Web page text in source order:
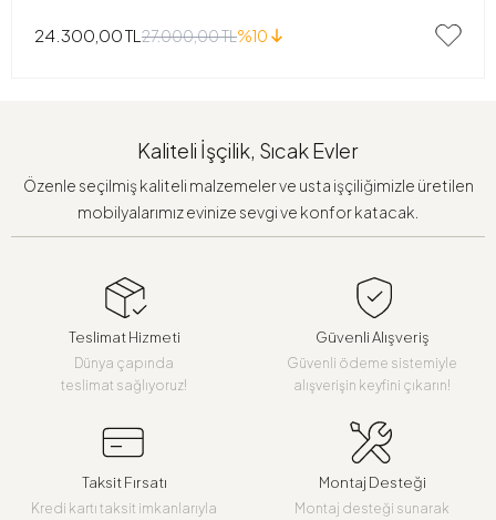
24.300,00 TL 27.000,00 TL%10
Kaliteli İşçilik, Sıcak Evler
Özenle seçilmiş kaliteli malzemeler ve usta işçiliğimizle üretilen
mobilyalarımız evinize sevgi ve konfor katacak.
Teslimat Hizmeti
Dünya çapında
teslimat sağlıyoruz!
Güvenli Alışveriş
Güvenli ödeme sistemiyle
alışverişin keyfini çıkarın!
Taksit Fırsatı
Kredi kartı taksit imkanlarıyla
Montaj Desteği
Montaj desteği sunarak